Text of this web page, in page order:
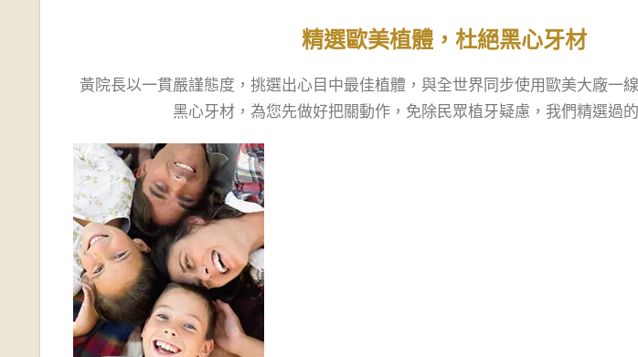
精選歐美植體，杜絕黑心牙材
黃院長以一貫嚴謹態度，挑選出心目中最佳植體，與全世界同步使用歐美大廠一
黑心牙材，為您先做好把關動作，免除民眾植牙疑慮，我們精選過